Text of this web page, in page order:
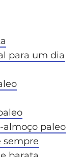
para um dia
almoço paleo
sempre